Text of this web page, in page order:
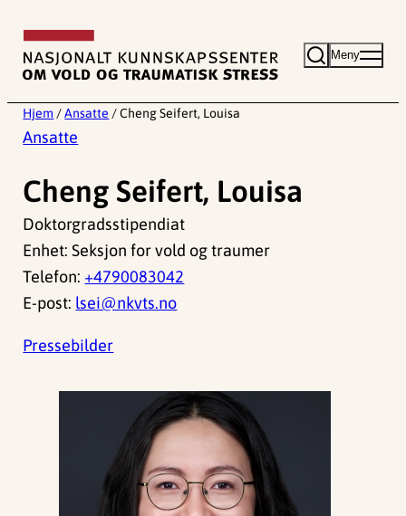
innhold
Meny
Hjem / Ansatte / Cheng Seifert, Louisa
Ansatte
Cheng Seifert, Louisa
Doktorgradsstipendiat
Enhet: Seksjon for vold og traumer
Telefon: +4790083042
E-post: lsei@nkvts.no
Pressebilder